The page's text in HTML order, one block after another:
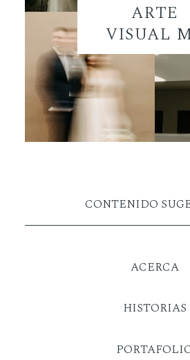
ARTE
VISUAL
CONTENIDO
ACERCA
HISTORIAS